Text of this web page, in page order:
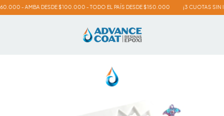
- AMBA DESDE $100.000 - TODO EL PAÍS DESDE $150.000 ¡3 CUOTAS SIN